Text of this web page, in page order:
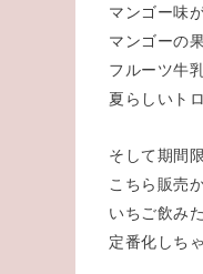
マンゴー味
マンゴーの
フルーツ牛
夏らしいト
そして期間
こちら販売
いちご飲み
定番化しち